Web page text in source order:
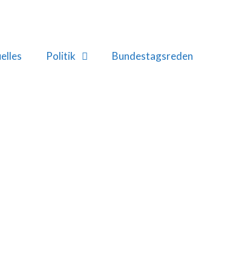
Politik Bundestagsreden